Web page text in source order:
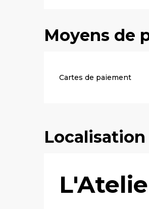
Moyens de
Cartes de paiement
Localisation